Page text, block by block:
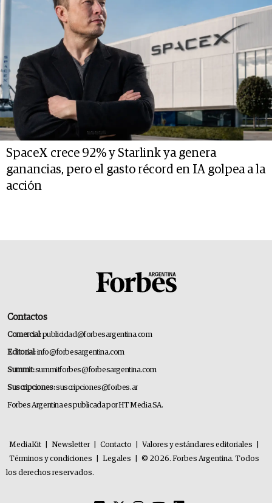
SpaceX crece 92% y Starlink ya genera
ganancias, pero el gasto récord en IA golpea a la
acción
Contactos
Comercial:publicidad@forbesargentina.com
Editorial:info@forbesargentina.com
Summit:summitforbes@forbesargentina.com
Suscripciones:suscripciones@forbes.ar
Forbes Argentina es publicada por HT Media SA.
MediaKit Newsletter Contacto Valores y estándares editoriales
Términos y condiciones
Legales
© 2026. Forbes Argentina. Todos
los derechos reservados.